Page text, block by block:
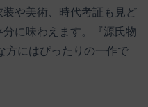
や美術、時代考証も見ど
に味わえます。『源氏物
方にはぴったりの一作で